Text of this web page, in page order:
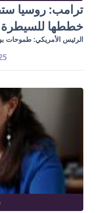
ترامب: روسيا
خططها للسيطرة
الرئيس الأمريكي: طموحات